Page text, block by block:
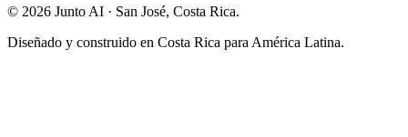
© 2026 Junto AI · San José, Costa Rica.
Diseñado y construido en Costa Rica para América Latina.